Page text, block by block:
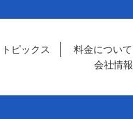
トピックス
料金について
会社情報